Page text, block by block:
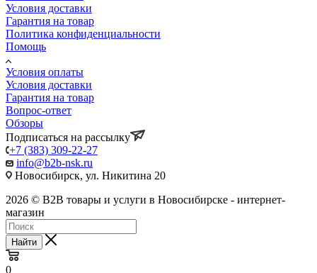
Условия доставки
Гарантия на товар
Политика конфиденциальности
Помощь
Условия оплаты
Условия доставки
Гарантия на товар
Вопрос-ответ
Обзоры
Подписаться на рассылку
+7 (383) 309-22-27
info@b2b-nsk.ru
Новосибирск, ул. Никитина 20
2026 © B2B товары и услуги в Новосибирске - интернет-
магазин
Найти
0